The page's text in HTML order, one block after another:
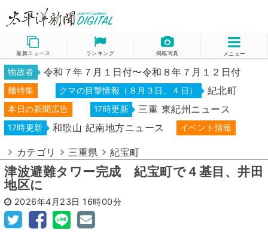
最新ニュース ランキング 掲載写真 メニュー
物故者 令和７年７月１日付〜令和８年７月１２日付
麺特集 クマの目撃情報（８月３日、４日） 紀北町
本日の新聞広告 17時更新 三重 東紀州ニュース
17時更新 和歌山 紀南地方ニュース イベント情報
カテゴリ 三重県 紀宝町
津波避難タワー完成 紀宝町で４基目、井田
地区に
2026年4月23日 16時00分